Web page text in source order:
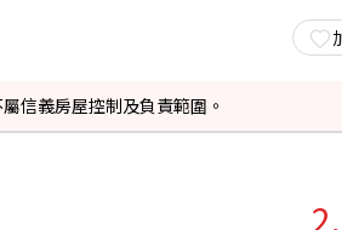
信義房屋控制及負責範圍。